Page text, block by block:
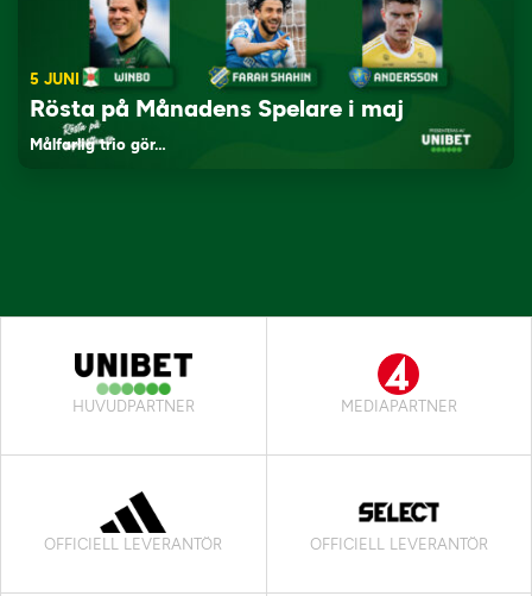
5 JUNI
Rösta på Månadens Spelare i maj
Målfarlig trio gör…
HUVUDPARTNER MEDIAPARTNER
OFFICIELL LEVERANTÖR OFFICIELL LEVERANTÖR